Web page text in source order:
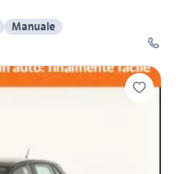
Manuale